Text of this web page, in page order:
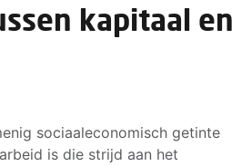
kapitaal en
sociaaleconomisch getinte
is die strijd aan het